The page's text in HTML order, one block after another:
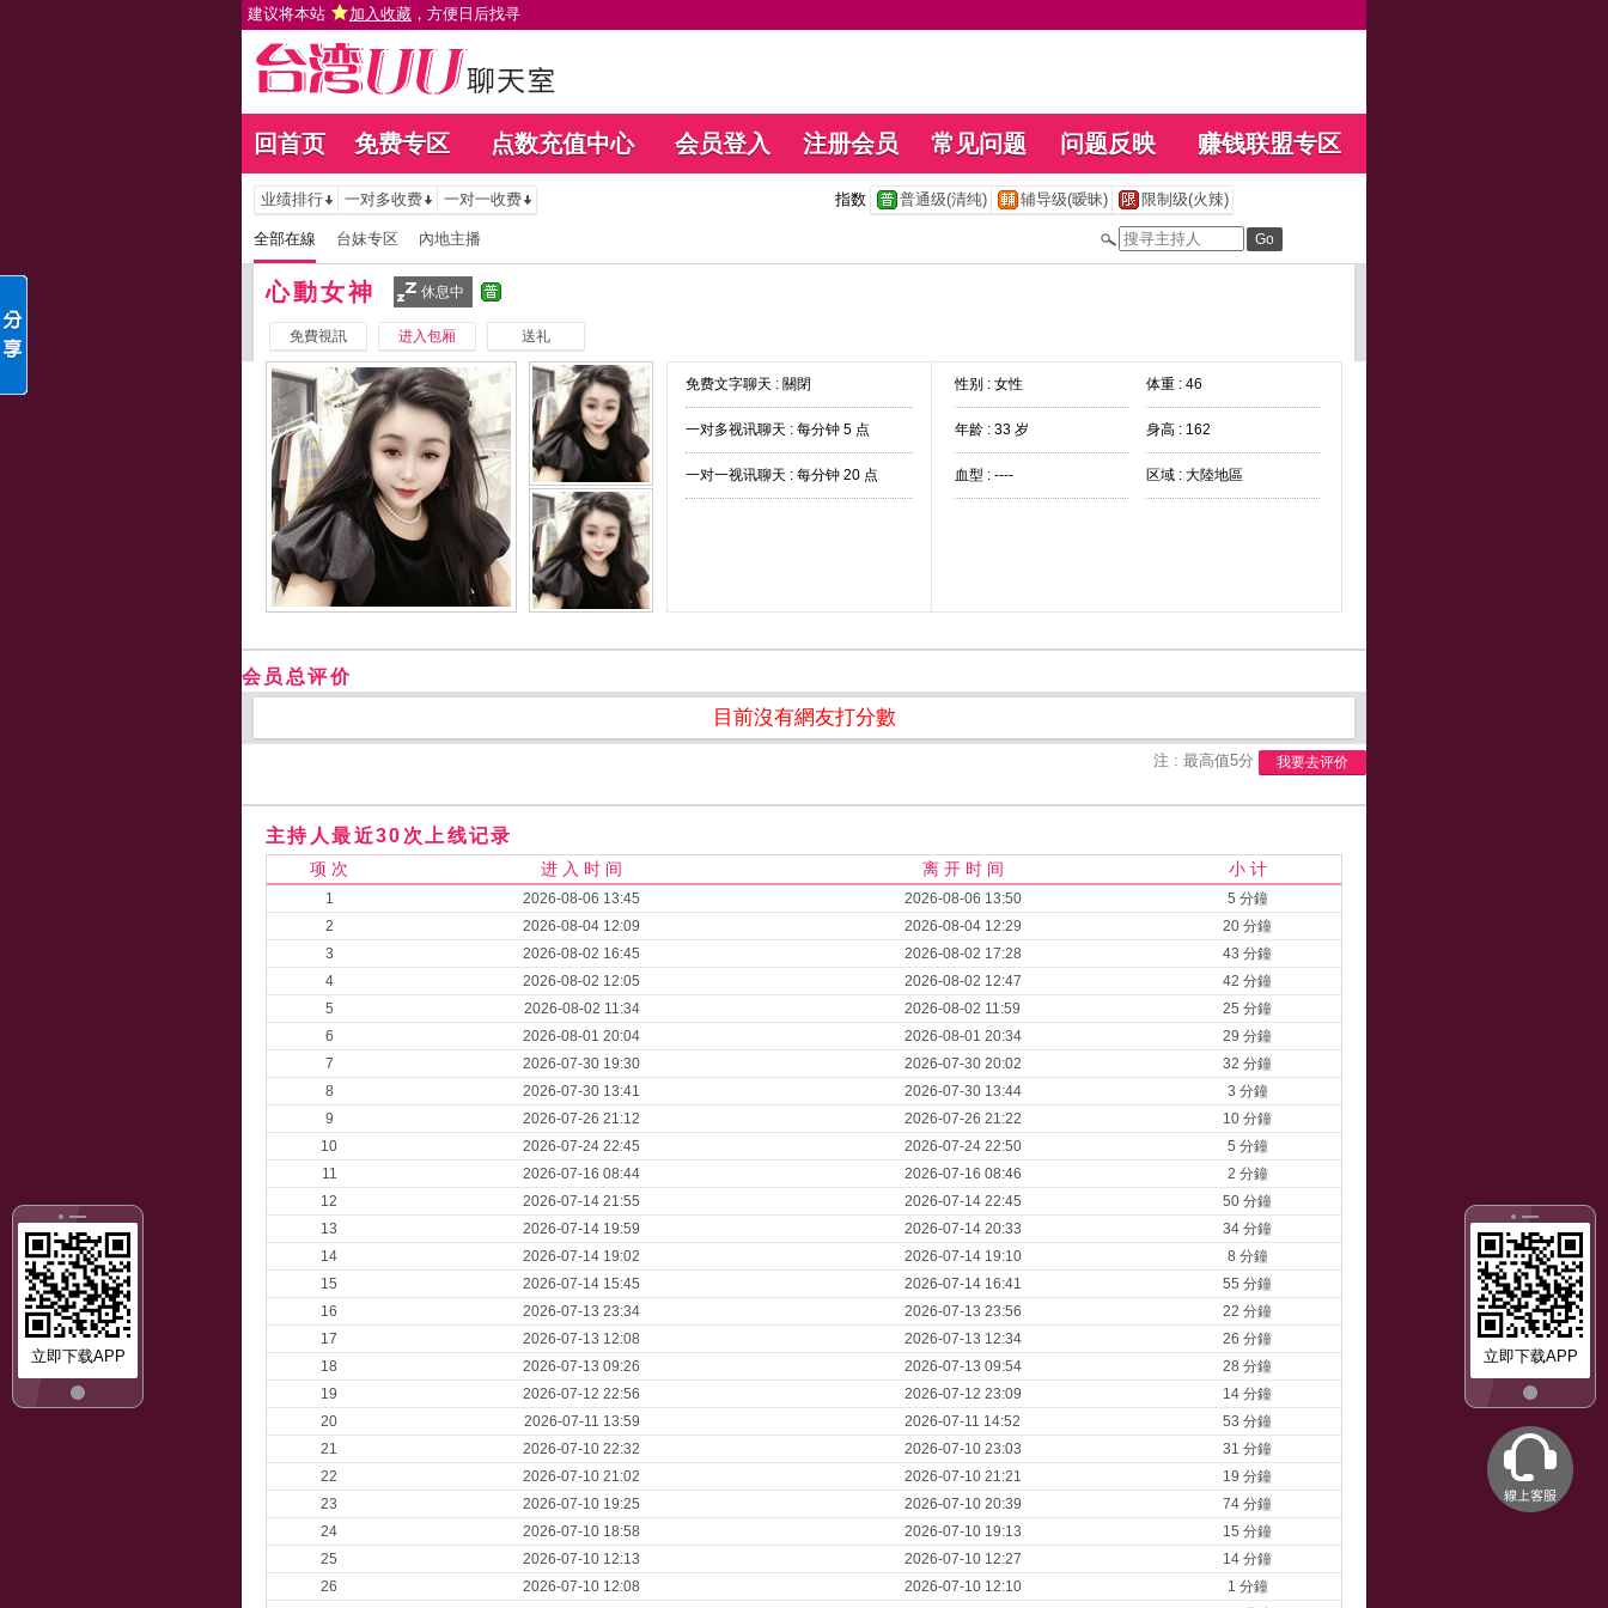
建议将本站 加入收藏 ，方便日后找寻
回首页 免费专区 点数充值中心 会员登入 注册会员 常见问题 问题反映 赚钱联盟专区
立即下载APP
立即下载APP
业绩排行 一对多收费 一对一收费 指数 普通级(清纯) 辅导级(暧昧) 限制级(火辣)
全部在線 台妹专区 內地主播
心動女神 休息中
免費視訊 进入包厢 送礼
免费文字聊天 : 關閉
一对多视讯聊天 : 每分钟 5 点
一对一视讯聊天 : 每分钟 20 点
性别 : 女性 体重 : 46
年龄 : 33 岁 身高 : 162
血型 : ---- 区域 : 大陸地區
会员总评价
目前沒有網友打分數
注 : 最高值5分 我要去评价
主持人最近30次上线记录
项 次 进 入 时 间 离 开 时 间 小 计
1 2026-08-06 13:45 2026-08-06 13:50
5 分鐘
2
2026-08-04 12:09 2026-08-04 12:29
20 分鐘
3
2026-08-02 16:45 2026-08-02 17:28
43 分鐘
4
2026-08-02 12:05 2026-08-02 12:47
42 分鐘
5
2026-08-02 11:34 2026-08-02 11:59
25 分鐘
6
2026-08-01 20:04 2026-08-01 20:34
29 分鐘
7
2026-07-30 19:30 2026-07-30 20:02
32 分鐘
8
2026-07-30 13:41 2026-07-30 13:44
3 分鐘
9
2026-07-26 21:12 2026-07-26 21:22
10 分鐘
10
2026-07-24 22:45 2026-07-24 22:50
5 分鐘
11
2026-07-16 08:44 2026-07-16 08:46
2 分鐘
12
2026-07-14 21:55 2026-07-14 22:45
50 分鐘
13
2026-07-14 19:59 2026-07-14 20:33
34 分鐘
14
2026-07-14 19:02 2026-07-14 19:10
8 分鐘
15
2026-07-14 15:45 2026-07-14 16:41
55 分鐘
16
2026-07-13 23:34 2026-07-13 23:56
22 分鐘
17
2026-07-13 12:08 2026-07-13 12:34
26 分鐘
18
2026-07-13 09:26 2026-07-13 09:54
28 分鐘
19
2026-07-12 22:56 2026-07-12 23:09
14 分鐘
20
2026-07-11 13:59 2026-07-11 14:52
53 分鐘
21
2026-07-10 22:32 2026-07-10 23:03
31 分鐘
22
2026-07-10 21:02 2026-07-10 21:21
19 分鐘
23
2026-07-10 19:25 2026-07-10 20:39
74 分鐘
24
2026-07-10 18:58 2026-07-10 19:13
15 分鐘
25
2026-07-10 12:13 2026-07-10 12:27
14 分鐘
26
2026-07-10 12:08 2026-07-10 12:10
1 分鐘